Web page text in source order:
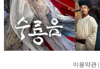
이용약관